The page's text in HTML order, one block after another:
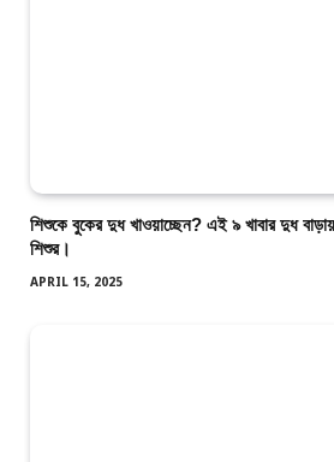
শিশুকে বুকের দুধ খাওয়াচ্ছেন? এই ৯ খাবার দুধ
শিশুর।
APRIL 15, 2025